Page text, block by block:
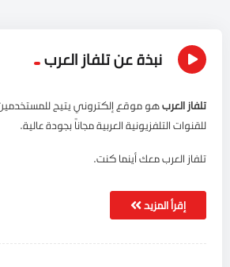
نبذة عن تلفاز العرب
تلفاز العربهو موقع إلكتروني يتيح
للقنوات التلفزيونية العربية مجاناً بجودة عالية.
تلفاز العرب معك أينما كنت.
إقرأ المزيد